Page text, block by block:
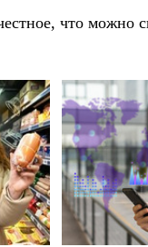
что можно